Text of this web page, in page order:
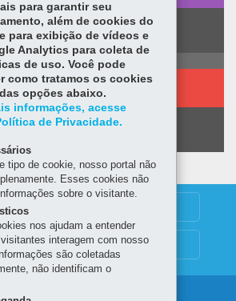
podem ocasionar nódulos
alteração na voz.
identificar recursos e
com deficiência.
para garantir seu
além de cookies do
para exibição de vídeos e
Analytics para coleta de
de uso. Você pode
como tratamos os cookies
opções abaixo.
informações, acesse
de Privacidade.
tipo de cookie, nosso portal não
Esses cookies não
sobre o visitante.
nos ajudam a entender
interagem com nosso
são coletadas
não identificam o